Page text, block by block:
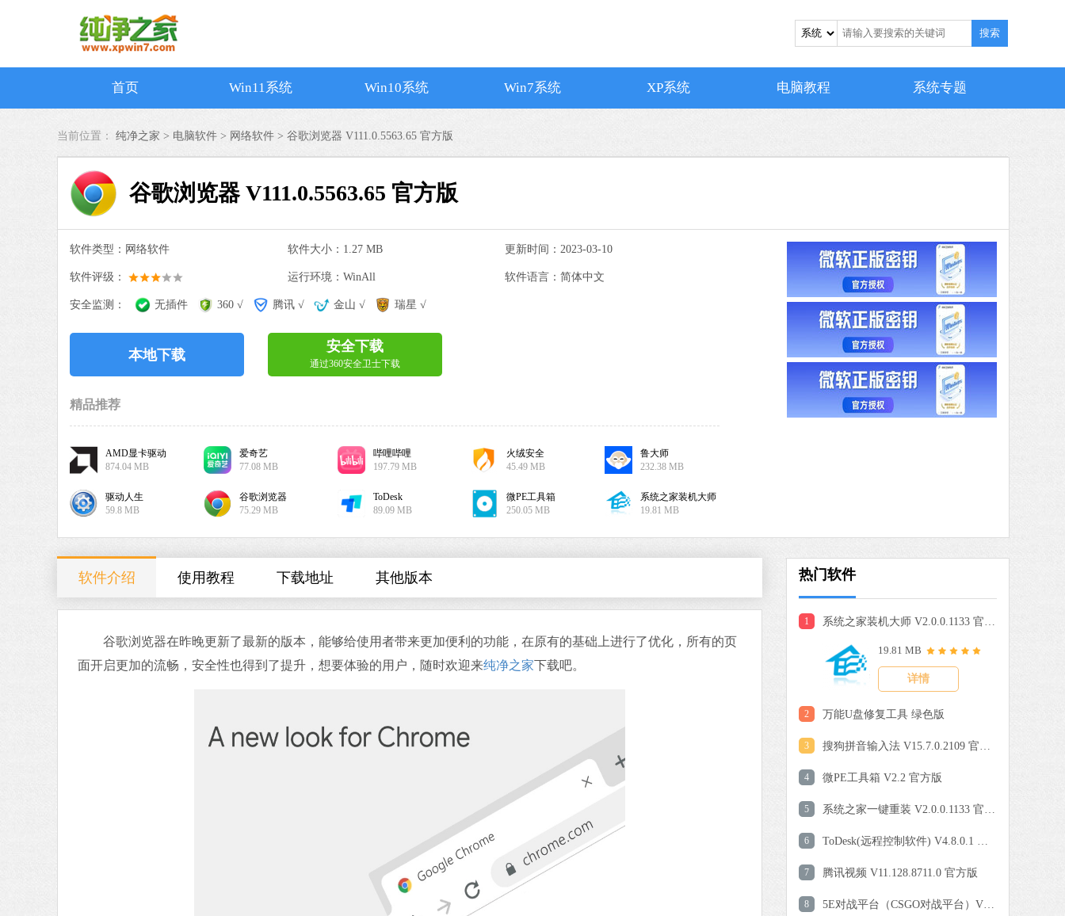
搜索
首页 Win11系统 Win10系统 Win7系统 XP系统 电脑教程 系统专题
当前位置： 纯净之家 > 电脑软件 > 网络软件 > 谷歌浏览器 V111.0.5563.65 官方版
谷歌浏览器 V111.0.5563.65 官方版
软件类型：网络软件 软件大小：1.27 MB 更新时间：2023-03-10
软件评级： 运行环境：WinAll 软件语言：简体中文
安全监测： 无插件 360 √ 腾讯 √ 金山 √ 瑞星 √
本地下载
安全下载
通过360安全卫士下载
精品推荐
AMD显卡驱动
874.04 MB
爱奇艺
77.08 MB
哔哩哔哩
197.79 MB
火绒安全
45.49 MB
鲁大师
232.38 MB
驱动人生
59.8 MB
谷歌浏览器
75.29 MB
ToDesk
89.09 MB
微PE工具箱
250.05 MB
系统之家装机大师
19.81 MB
软件介绍 使用教程 下载地址 其他版本
谷歌浏览器在昨晚更新了最新的版本，能够给使用者带来更加便利的功能，在原有的基础上进行了优化，所有的页
面开启更加的流畅，安全性也得到了提升，想要体验的用户，随时欢迎来纯净之家下载吧。
热门软件
1 系统之家装机大师 V2.0.0.1133 官方版
19.81 MB
详情
2 万能U盘修复工具 绿色版
3 搜狗拼音输入法 V15.7.0.2109 官方正式版
4 微PE工具箱 V2.2 官方版
5 系统之家一键重装 V2.0.0.1133 官方版
6 ToDesk(远程控制软件) V4.8.0.1 官方安装版
7 腾讯视频 V11.128.8711.0 官方版
8 5E对战平台（CSGO对战平台）V6.1.7 官方版
下载
驱动人生
软件大小：59.8 MB
软件语言：简体中文
搜狗输入法
软件语言：简体中文
软件大小：191.39 MB
谷歌浏览器
软件大小：75.29 MB
软件语言：简体中文
软件语言：简体中文